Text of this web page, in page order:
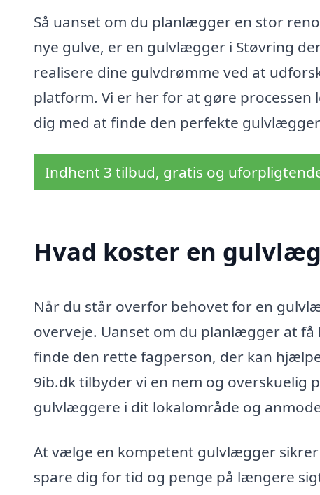
Så uanset om du planlægger en stor
nye gulve, er en gulvlægger i Støvring
realisere dine gulvdrømme ved at
platform. Vi er her for at gøre
dig med at finde den perfekte
Indhent 3 tilbud, gratis og
Hvad koster en
Når du står overfor behovet for en
overveje. Uanset om du planlægger at
finde den rette fagperson, der kan
9ib.dk tilbyder vi en nem og overskuelig
gulvlæggere i dit lokalområde og
At vælge en kompetent gulvlægger
spare dig for tid og penge på længere